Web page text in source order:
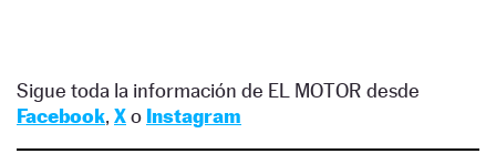
Sigue toda la información de EL MOTOR desde
Facebook, Xo Instagram